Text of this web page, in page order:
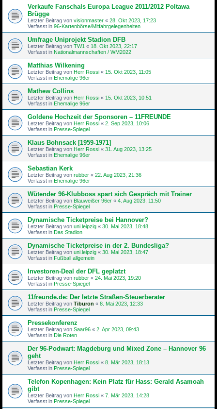
Verkaufe Fanschals Europa League 2011/2012 Poltawa
Brügge
Letzter Beitrag von visionmaster « 28. Okt 2023, 17:23
Verfasst in 96-Kartenbörse/Mitfahrgelegenheiten
Umfrage Uniprojekt Stadion DFB
Letzter Beitrag von TW1 « 18. Okt 2023, 22:17
Verfasst in Nationalmannschaften / WM2022
Matthias Wilkening
Letzter Beitrag von Herr Rossi « 15. Okt 2023, 11:05
Verfasst in Ehemalige 96er
Mathew Collins
Letzter Beitrag von Herr Rossi « 15. Okt 2023, 10:51
Verfasst in Ehemalige 96er
Goldene Hochzeit der Sponsoren – 11FREUNDE
Letzter Beitrag von Herr Rossi « 2. Sep 2023, 10:06
Verfasst in Presse-Spiegel
Klaus Bohnsack [1959-1971]
Letzter Beitrag von Herr Rossi « 31. Aug 2023, 13:25
Verfasst in Ehemalige 96er
Sebastian Kerk
Letzter Beitrag von rubber « 22. Aug 2023, 21:36
Verfasst in Ehemalige 96er
Wütender 96-Klubboss spart sich Gespräch mit Trainer
Letzter Beitrag von Blauweißer 96er « 4. Aug 2023, 11:50
Verfasst in Presse-Spiegel
Dynamische Ticketpreise bei Hannover?
Letzter Beitrag von uni.leipzig « 30. Mai 2023, 18:48
Verfasst in Das Stadion
Dynamische Ticketpreise in der 2. Bundesliga?
Letzter Beitrag von uni.leipzig « 30. Mai 2023, 18:47
Verfasst in Fußball allgemein
Investoren-Deal der DFL geplatzt
Letzter Beitrag von rubber « 24. Mai 2023, 19:20
Verfasst in Presse-Spiegel
11freunde.de: Der letzte Straßen-Steu­er­be­rater
Letzter Beitrag von Tiburon « 8. Mai 2023, 12:33
Verfasst in Presse-Spiegel
Pressekonferenz
Letzter Beitrag von Saar96 « 2. Apr 2023, 09:43
Verfasst in Die Roten
Der 96-Podwart: Magdeburg und Mixed Zone – Hannover 96
geht
Letzter Beitrag von Herr Rossi « 8. Mär 2023, 18:13
Verfasst in Presse-Spiegel
Telefon Kopenhagen: Kein Platz für Hass: Gerald Asamoah
gibt
Letzter Beitrag von Herr Rossi « 7. Mär 2023, 14:28
Verfasst in Presse-Spiegel